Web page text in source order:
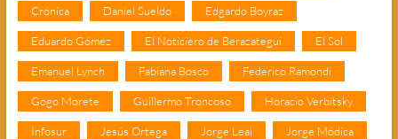
Crónica Daniel Sueldo Edgardo Boyraz
Eduardo Gómez El Noticiero de Berazategui El Sol
Emanuel Lynch Fabiana Bosco Federico Ramondi
Gogo Morete Guillermo Troncoso Horacio Verbitsky
Infosur Jesús Ortega Jorge Leal Jorge Módica